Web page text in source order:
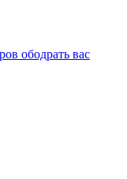
ободрать вас